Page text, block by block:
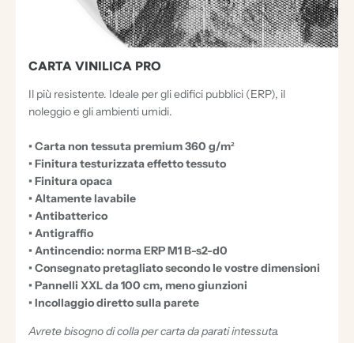
CARTA VINILICA PRO
Il più resistente. Ideale per gli edifici pubblici (ERP), il
noleggio e gli ambienti umidi.
• Carta non tessuta premium 360 g/m²
• Finitura testurizzata effetto tessuto
• Finitura opaca
• Altamente lavabile
• Antibatterico
• Antigraffio
• Antincendio: norma ERP M1 B-s2-d0
• Consegnato pretagliato secondo le vostre dimensioni
• Pannelli XXL da 100 cm, meno giunzioni
• Incollaggio diretto sulla parete
Avrete bisogno di colla per carta da parati intessuta.